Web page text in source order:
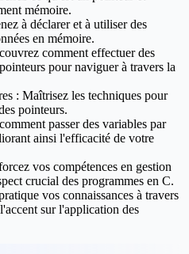
mémoire.
à déclarer et à utiliser des
en mémoire.
comment effectuer des
pour naviguer à travers la
: Maîtrisez les techniques pour
pointeurs.
passer des variables par
ainsi l'efficacité de votre
vos compétences en gestion
crucial des programmes en C.
vos connaissances à travers
sur l'application des